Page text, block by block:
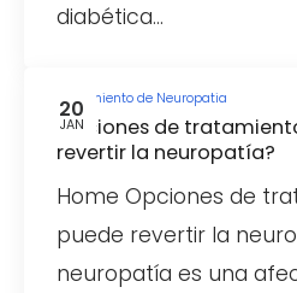
diabética…
20
JAN
Tratamiento de Neuropatia
Opciones de
revertir la neuropatía?
Home Opciones de
puede revertir la
neuropatía es una